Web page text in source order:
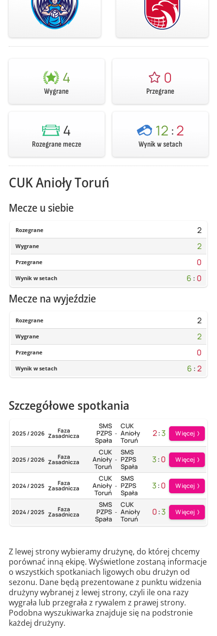
4
Wygrane
0
Przegrane
4
Rozegrane mecze
12 :2
Wynik w setach
CUK Anioły Toruń
Mecze u siebie
Rozegrane 2
Wygrane 2
Przegrane 0
Wynik w setach 6: 0
Mecze na wyjeździe
Rozegrane 2
Wygrane 2
Przegrane 0
Wynik w setach 6:2
Szczegółowe spotkania
2025 / 2026 Faza
Zasadnicza
SMS
PZPS
Spała
-
CUK
Anioły
Toruń
2:3 Więcej
2025 / 2026 Faza
Zasadnicza
CUK
Anioły
Toruń
-
SMS
PZPS
Spała
3:0 Więcej
2024 / 2025 Faza
Zasadnicza
CUK
Anioły
Toruń
-
SMS
PZPS
Spała
3:0 Więcej
2024 / 2025 Faza
Zasadnicza
SMS
PZPS
Spała
-
CUK
Anioły
Toruń
0:3 Więcej
Z lewej strony wybieramy drużynę, do której chcemy
porównać inną ekipę. Wyświetlone zostaną informacje
o wszystkich spotkaniach ligowych obu drużyn od
sezonu. Dane będą prezentowane z punktu widzenia
drużyny wybranej z lewej strony, czyli ile ona razy
wygrała lub przegrała z rywalem z prawej strony.
Podobna wyszukiwarka znajduje się na podstronie
każdej drużyny.